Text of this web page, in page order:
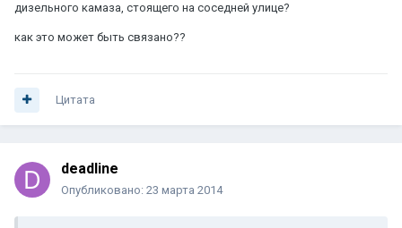
дизельного камаза, стоящего на соседней улице?
как это может быть связано??
Цитата
deadline
Опубликовано: 23 марта 2014